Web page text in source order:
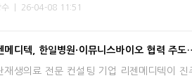
수 26-04-08 11:51
메디텍, 한일병원·이뮤니스바이오 협력 주
재생의료 전문 컨설팅 기업 리젠메디텍이